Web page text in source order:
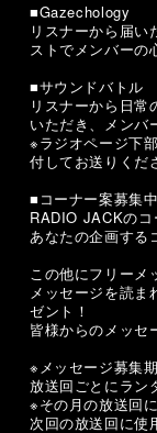
■Gazechology
リスナーから届
ストでメンバーの
■サウンドバトル
リスナーから日
いただき、メンバ
※ラジオページ下
付してお送りくだ
■コーナー案募集中
RADIO JACKのコ
あなたの企画する
この他にフリーメ
メッセージを読ま
ゼント！
皆様からのメッセ
※メッセージ募集
放送回ごとにラン
※その月の放送回
次回の放送回に使